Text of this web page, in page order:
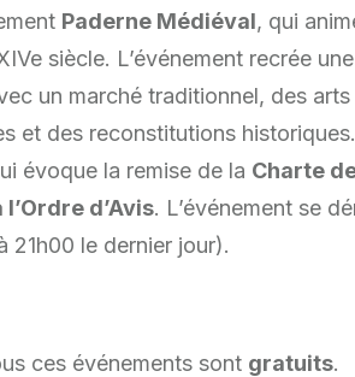
Paderne Médiéval, qui
siècle. L’événement recrée
un marché traditionnel, des
et des reconstitutions
évoque la remise de la Charte
l’Ordre d’Avis. L’événement se
21h00 le dernier jour).
ces événements sont gratuits.